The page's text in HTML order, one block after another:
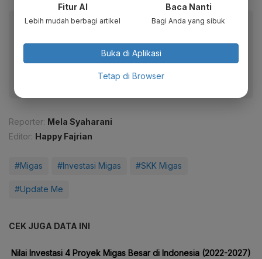
Baca artikel ini lewat aplikasi mobile.
Dapatkan pengalaman membaca lebih nyaman dan nikmati
fitur menarik lainnya lewat aplikasi mobile Katadata.
Reporter: Mela Syaharani
Editor: Happy Fajrian
#Migas #Investasi Migas #SKK Migas
#Update Me
CEK JUGA DATA INI
Fitur AI
Lebih mudah berbagi artikel
Baca Nanti
Bagi Anda yang sibuk
Buka di Aplikasi
Tetap di Browser